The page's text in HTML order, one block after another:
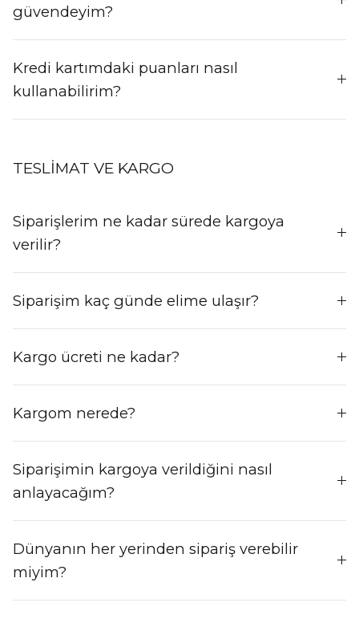
güvendeyim?
Kredi kartımdaki puanları nasıl
kullanabilirim?
TESLİMAT VE KARGO
Siparişlerim ne kadar sürede kargoya
verilir?
Siparişim kaç günde elime ulaşır?
Kargo ücreti ne kadar?
Kargom nerede?
Siparişimin kargoya verildiğini nasıl
anlayacağım?
Dünyanın her yerinden sipariş verebilir
miyim?